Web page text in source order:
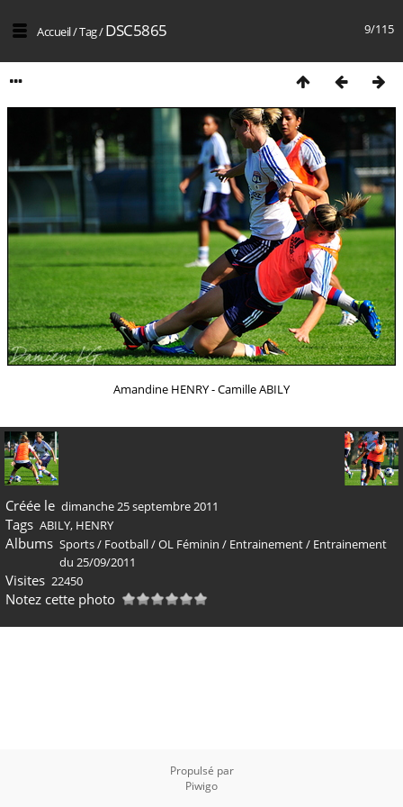
9/115
Accueil/Tag/DSC5865
Amandine HENRY - Camille ABILY
Créée le dimanche 25 septembre 2011
Tags ABILY, HENRY
Albums Sports/ Football/OL Féminin / Entrainement/ Entrainement
du 25/09/2011
Visites 22450
Notez cette photo
Propulsé par
Piwigo